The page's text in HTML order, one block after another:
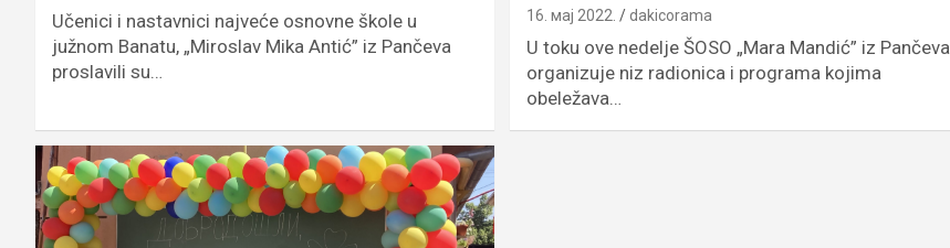
Učenici i nastavnici najveće osnovne škole u
južnom Banatu, „Miroslav Mika Antić” iz Pančeva
proslavili su…
16. мај 2022. dakicorama
U toku ove nedelje ŠOSO „Mara Mandić” iz Pančeva
organizuje niz radionica i programa kojima
obeležava…